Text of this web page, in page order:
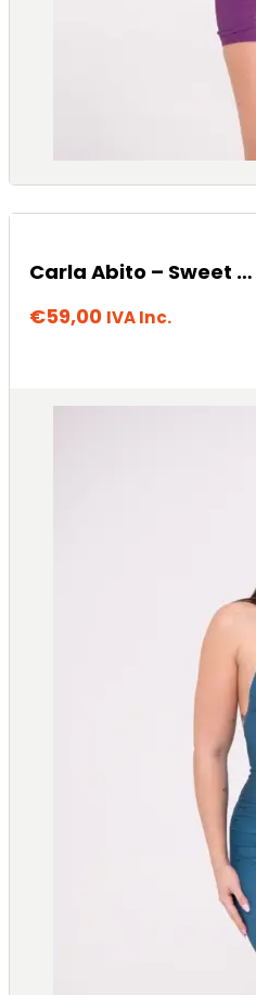
Carla Abito – Sweet Moon
€59,00 IVA Inc.